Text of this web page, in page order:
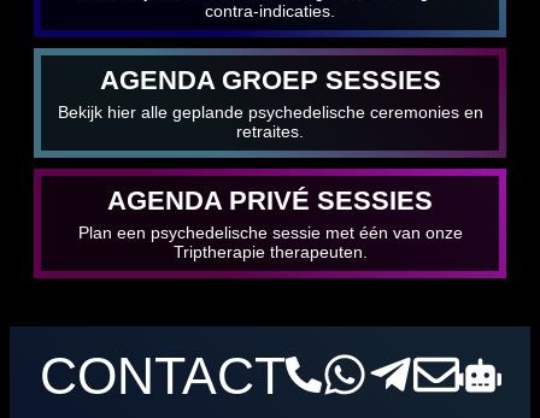
contra-indicaties.
AGENDA GROEP SESSIES
Bekijk hier alle geplande psychedelische ceremonies en
retraites.
AGENDA PRIVÉ SESSIES
Plan een psychedelische sessie met één van onze
Triptherapie therapeuten.
CONTACT